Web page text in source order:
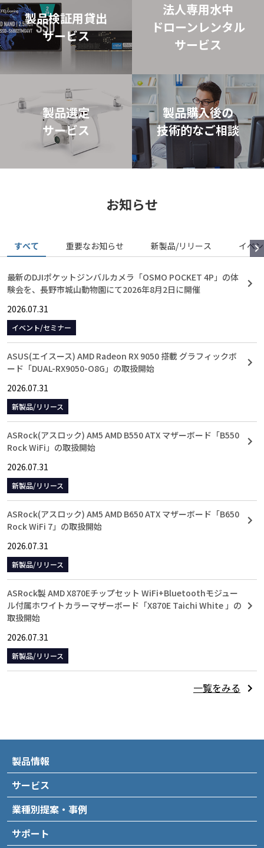
製品検証用貸出
サービス
法人専用水中
ドローンレンタル
サービス
製品選定
サービス
製品購入後の
技術的なご相談
お知らせ
すべて 重要なお知らせ 新製品/リリース イベ
最新のDJIポケットジンバルカメラ「OSMO POCKET 4P」の体
験会を、長野市城山動物園にて2026年8月2日に開催
2026.07.31
イベント/セミナー
ASUS(エイスース) AMD Radeon RX 9050 搭載 グラフィックボ
ード「DUAL-RX9050-O8G」の取扱開始
2026.07.31
新製品/リリース
ASRock(アスロック) AM5 AMD B550 ATX マザーボード「B550
Rock WiFi」の取扱開始
2026.07.31
新製品/リリース
ASRock(アスロック) AM5 AMD B650 ATX マザーボード「B650
Rock WiFi 7」の取扱開始
2026.07.31
新製品/リリース
ASRock製 AMD X870Eチップセット WiFi+Bluetoothモジュー
ル付属ホワイトカラーマザーボード「X870E Taichi White 」の
取扱開始
2026.07.31
新製品/リリース
一覧をみる
製品情報
サービス
業種別提案・事例
サポート